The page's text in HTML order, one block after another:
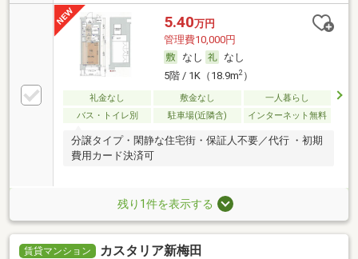
5.40万円
管理費10,000円
なし
なし
5階 / 1K（18.9m2）
礼金なし 敷金なし
一人暮らし
バス・トイレ別
駐車場(近隣含) インターネット無料
分譲タイプ・閑静な住宅街・保証人不要／代行 ・初期
費用カード決済可
残り1件を表示する
賃貸マンション カスタリア新梅田